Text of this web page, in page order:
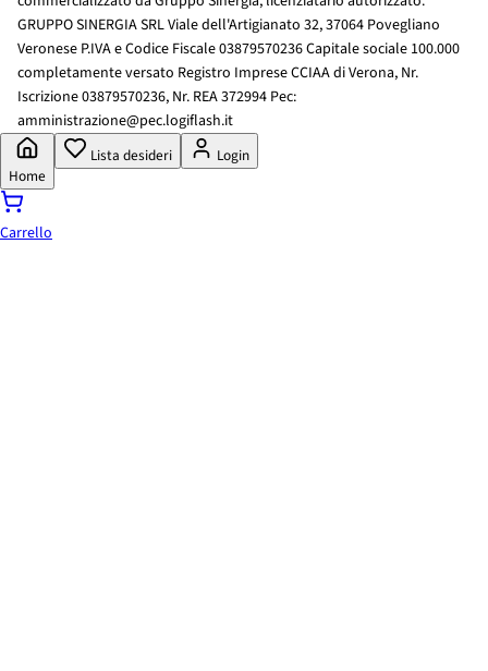
GRUPPO SINERGIA SRL Viale dell'Artigianato 32, 37064 Povegliano
Veronese P.IVA e Codice Fiscale 03879570236 Capitale sociale 100.000
completamente versato Registro Imprese CCIAA di Verona, Nr.
Iscrizione 03879570236, Nr. REA 372994 Pec:
amministrazione@pec.logiflash.it
Home
Lista desideri Login
Carrello